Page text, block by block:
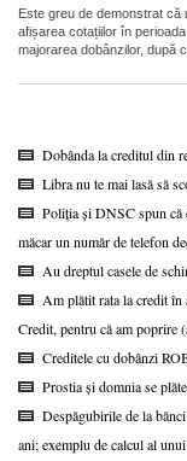
Este greu de demonstrat că
afișarea cotațiilor în
majorarea dobânzilor, după
Dobânda la creditul din
Libra nu te mai lasă să
Poliția și DNSC spun că
măcar un număr de telefon
Au dreptul casele de
Am plătit rata la credit în
Credit, pentru că am poprire
Creditele cu dobânzi
Prostia și domnia se
Despăgubirile de la
ani; exemplu de calcul al